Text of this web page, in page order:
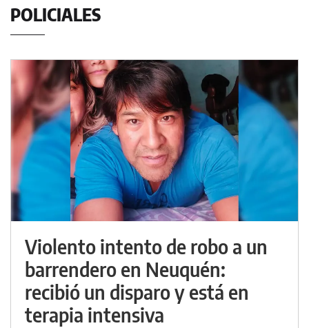
POLICIALES
Violento intento de robo a un
barrendero en Neuquén:
recibió un disparo y está en
terapia intensiva